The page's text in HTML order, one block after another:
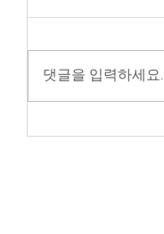
댓글을 입력하세요.